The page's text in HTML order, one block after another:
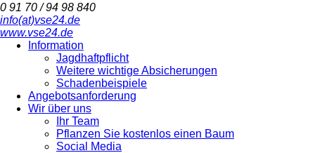
0 91 70 / 94 98 840
info(at)vse24.de
www.vse24.de
Information
Jagdhaftpflicht
Weitere wichtige Absicherungen
Schadenbeispiele
Angebotsanforderung
Wir über uns
Ihr Team
Pflanzen Sie kostenlos einen Baum
Social Media